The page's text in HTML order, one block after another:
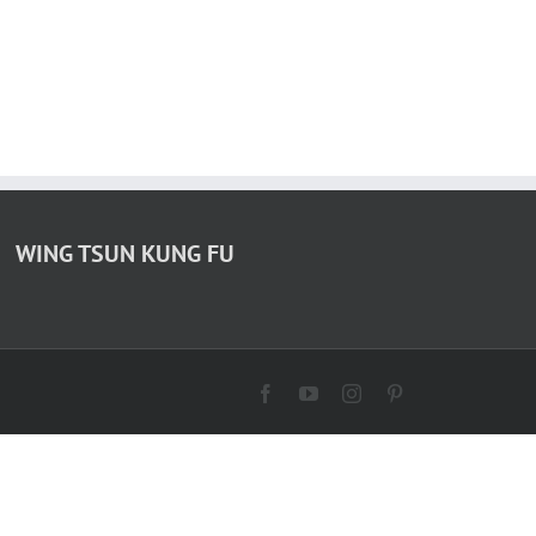
WING TSUN KUNG FU
FacebookYouTubeInstagram